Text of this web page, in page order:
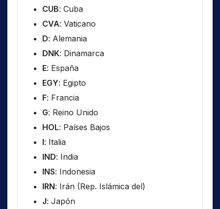
CUB: Cuba
CVA: Vaticano
D: Alemania
DNK: Dinamarca
E: España
EGY: Egipto
F: Francia
G: Reino Unido
HOL: Países Bajos
I: Italia
IND: India
INS: Indonesia
IRN: Irán (Rep. Islámica del)
J: Japón